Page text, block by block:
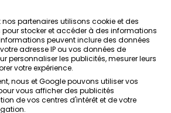
Politique de confidentialité
Conditions générales
Politique de sécurité
Contacts
nos partenaires utilisons cookie et des
stocker et accéder à des informations
peuvent inclure des données
adresse IP ou vos données de
personnaliser les publicités, mesurer leurs
votre expérience.
nous et Google pouvons utiliser vos
vous afficher des publicités
de vos centres d'intérêt et de votre